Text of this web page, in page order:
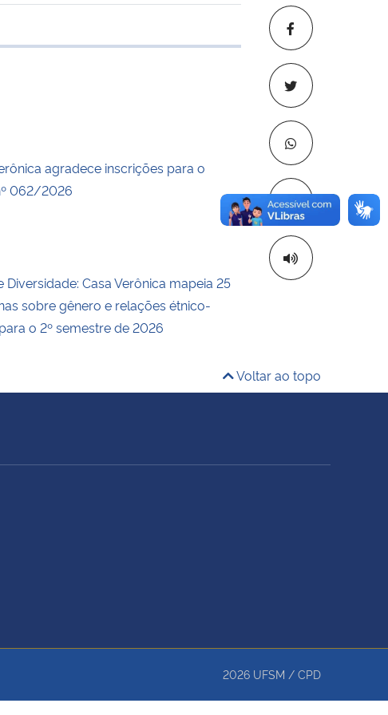
Copiar para
de transferência
agradece inscrições para o
062/2026
Diversidade: Casa Verônica mapeia 25
sobre gênero e relações étnico-
o 2º semestre de 2026
Voltar ao topo
2026 UFSM / CPD